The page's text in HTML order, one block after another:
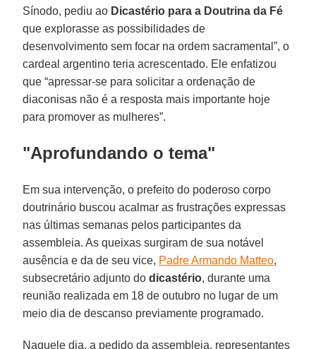
Sínodo, pediu ao Dicastério para a Doutrina da Fé
que explorasse as possibilidades de
desenvolvimento sem focar na ordem sacramental”, o
cardeal argentino teria acrescentado. Ele enfatizou
que “apressar-se para solicitar a ordenação de
diaconisas não é a resposta mais importante hoje
para promover as mulheres”.
"Aprofundando o tema"
Em sua intervenção, o prefeito do poderoso corpo
doutrinário buscou acalmar as frustrações expressas
nas últimas semanas pelos participantes da
assembleia. As queixas surgiram de sua notável
ausência e da de seu vice, Padre Armando Matteo,
subsecretário adjunto dodicastério, durante uma
reunião realizada em 18 de outubro no lugar de um
meio dia de descanso previamente programado.
Naquele dia, a pedido da assembleia, representantes